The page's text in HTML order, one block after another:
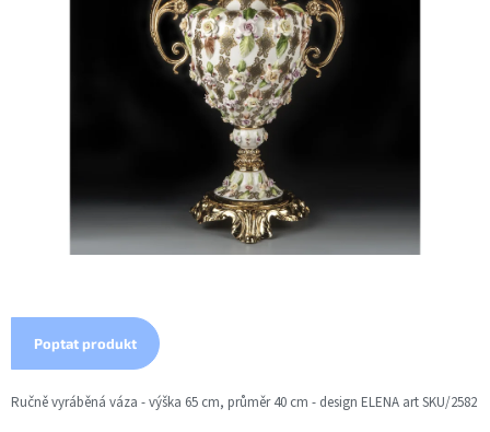
Poptat produkt
Ručně vyráběná váza - výška 65 cm, průměr 40 cm - design ELENA art SKU/2582